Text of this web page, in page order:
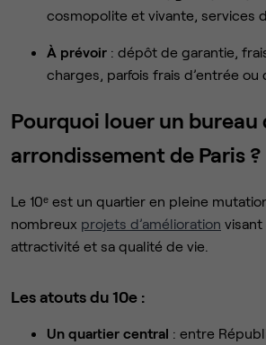
cosmopolite et vivante, services
À prévoir : dépôt de garantie,
charges, parfois frais d’entrée ou
Pourquoi louer un bureau
arrondissement de Paris ?
Le 10ᵉ est un quartier en pleine
nombreux projets d’amélioration visant
attractivité et sa qualité de vie.
Les atouts du 10e :
Un quartier central : entre